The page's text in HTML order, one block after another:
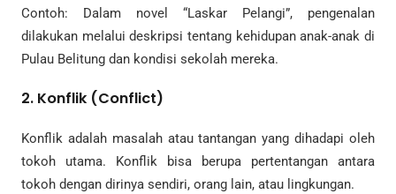
Contoh: Dalam novel “Laskar Pelangi”, pengenalan
dilakukan melalui deskripsi tentang kehidupan anak-anak di
Pulau Belitung dan kondisi sekolah mereka.
2. Konflik (Conflict)
Konflik adalah masalah atau tantangan yang dihadapi oleh
tokoh utama. Konflik bisa berupa pertentangan antara
tokoh dengan dirinya sendiri, orang lain, atau lingkungan.